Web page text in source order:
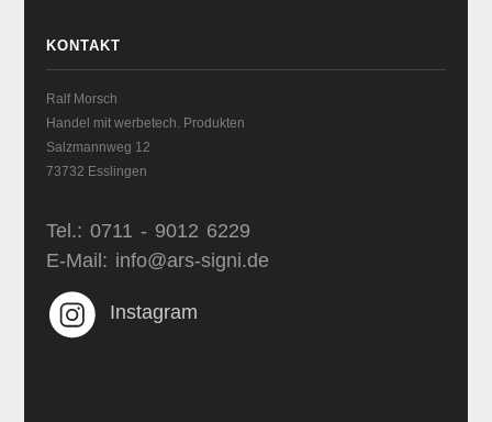
KONTAKT
Ralf Morsch
Handel mit werbetech. Produkten
Salzmannweg 12
73732 Esslingen
Tel.: 0711 - 9012 6229
E-Mail: info@ars-signi.de
Instagram